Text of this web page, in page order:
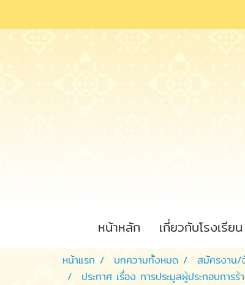
หน้าหลัก เกี่ยวกับโรงเรียน
หน้าแรก บทความทั้งหมด
สมัครงาน/
ประกาศ เรื่อง การประมูลผู้ประกอบกา